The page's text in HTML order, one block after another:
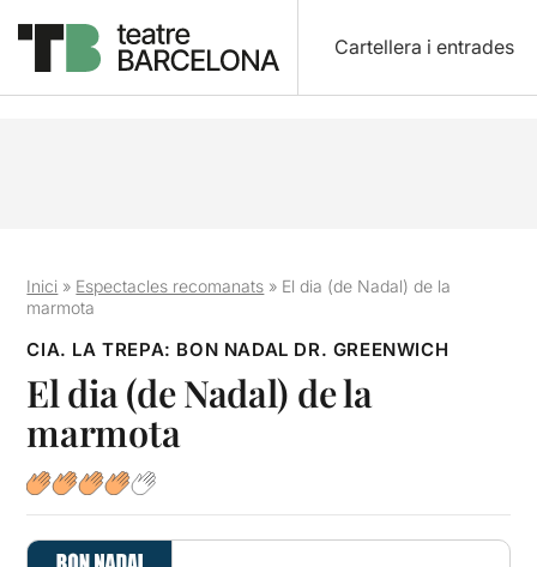
Cartellera i entrades
Inici » Espectacles recomanats » El dia (de Nadal) de la
marmota
CIA. LA TREPA: BON NADAL DR. GREENWICH
El dia (de Nadal) de la
marmota